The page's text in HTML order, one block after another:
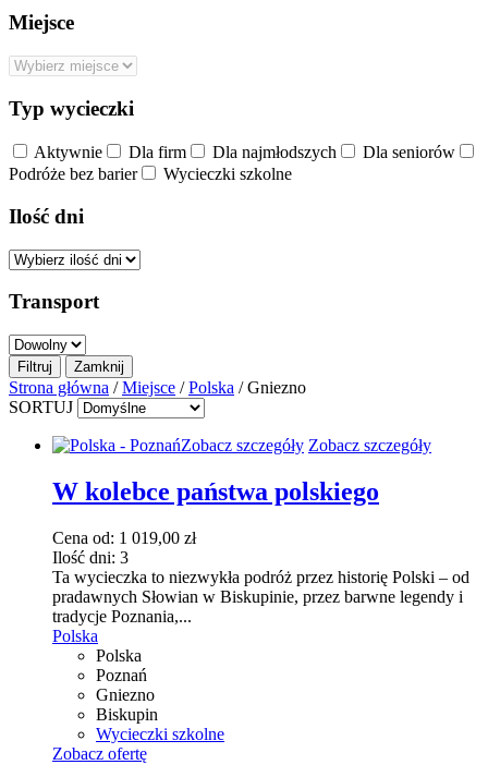
Miejsce
Typ wycieczki
Aktywnie Dla firm Dla najmłodszych
Dla seniorów
Podróże bez barier
Wycieczki szkolne
Ilość dni
Transport
Strona główna /Miejsce /Polska / Gniezno
SORTUJ
Zobacz szczegóły Ten
ma
wiele
wybrać
na
Zobacz szczegóły
W kolebce państwa polskiego
Cena od: 1 019,00 zł
Ilość dni: 3
Ta wycieczka to niezwykła podróż przez historię Polski – od
pradawnych Słowian w Biskupinie, przez barwne legendy i
tradycje Poznania,...
Polska
Polska
Poznań
Gniezno
Biskupin
Wycieczki szkolne
Zobacz ofertę